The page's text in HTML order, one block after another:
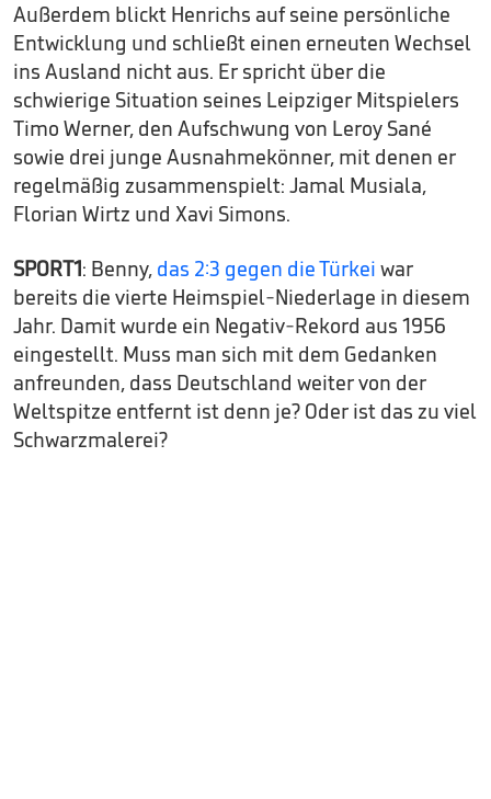
Außerdem blickt Henrichs auf seine persönliche
Entwicklung und schließt einen erneuten Wechsel
ins Ausland nicht aus. Er spricht über die
schwierige Situation seines Leipziger Mitspielers
Timo Werner, den Aufschwung von Leroy Sané
sowie drei junge Ausnahmekönner, mit denen er
regelmäßig zusammenspielt: Jamal Musiala,
Florian Wirtz und Xavi Simons.
SPORT1: Benny, das 2:3 gegen die Türkei war
bereits die vierte Heimspiel-Niederlage in diesem
Jahr. Damit wurde ein Negativ-Rekord aus 1956
eingestellt. Muss man sich mit dem Gedanken
anfreunden, dass Deutschland weiter von der
Weltspitze entfernt ist denn je? Oder ist das zu viel
Schwarzmalerei?